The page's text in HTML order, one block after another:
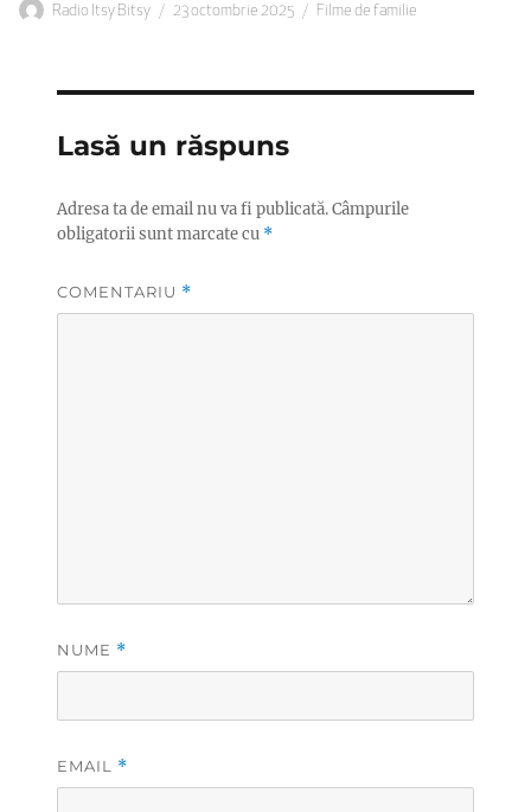
Autor
Radio Itsy Bitsy
Publicat
23 octombrie 2025 Categorii
Filme de familie
Lasă un răspuns
Adresa ta de email nu va fi publicată.Câmpurile
obligatorii sunt marcate cu *
COMENTARIU *
NUME *
EMAIL *